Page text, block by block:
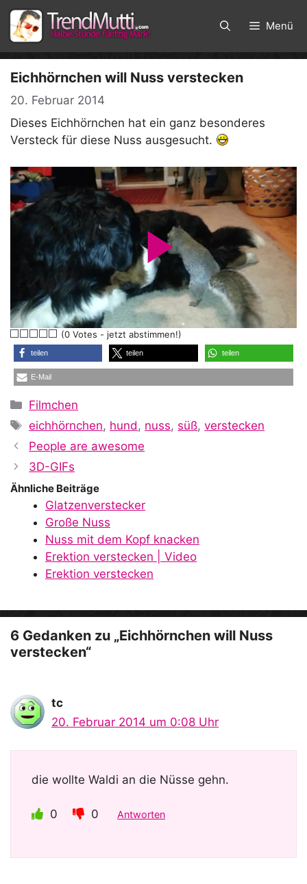
Zum
Inhalt
springen
Menü
Eichhörnchen will Nuss verstecken
20. Februar 2014
Dieses Eichhörnchen hat ein ganz besonderes
Versteck für diese Nuss ausgesucht.
P
l
a
y
d
e
o
(0 Votes - jetzt abstimmen!)
teilen teilen teilen
E-Mail
Kategorien
Filmchen
Schlagwörter
eichhörnchen, hund, nuss, süß,verstecken
People are awesome
3D-GIFs
Ähnliche Beiträge
Glatzenverstecker
Große Nuss
Nuss mit dem Kopf knacken
Erektion verstecken | Video
Erektion verstecken
6 Gedanken zu „Eichhörnchen will Nuss
verstecken“
tc
20. Februar 2014 um 0:08 Uhr
die wollte Waldi an die Nüsse gehn.
0 0 Antworten